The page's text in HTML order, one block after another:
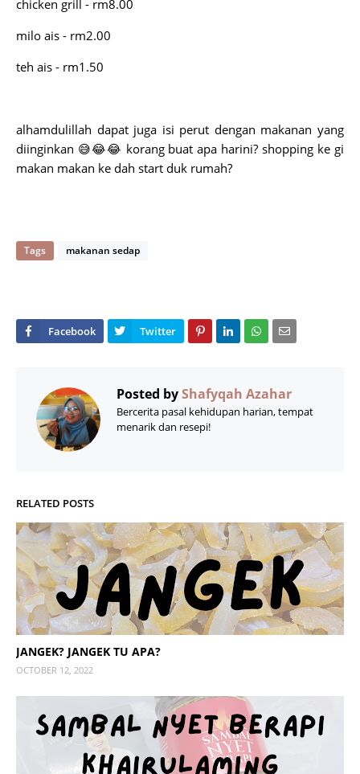
chicken grill - rm8.00
milo ais - rm2.00
teh ais - rm1.50
alhamdulillah dapat juga isi perut dengan makanan yang
diinginkan 😅😂😂 korang buat apa harini? shopping ke gi
makan makan ke dah start duk rumah?
Tags makanan sedap
Posted byShafyqah Azahar
Bercerita pasal kehidupan harian, tempat
menarik dan resepi!
RELATED POSTS
JANGEK? JANGEK TU APA?
OCTOBER 12, 2022